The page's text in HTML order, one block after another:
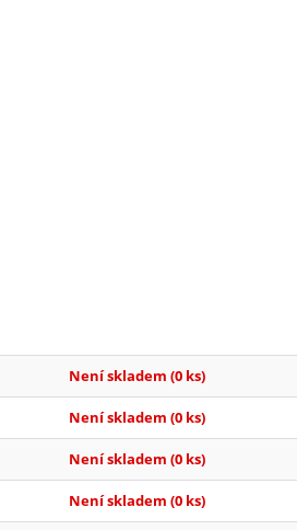
Není skladem (0 ks)
Není skladem (0 ks)
Není skladem (0 ks)
Není skladem (0 ks)